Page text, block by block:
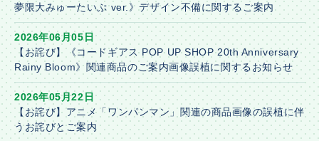
夢限大みゅーたいぷ ver.》デザイン不備に関するご案内
2026年06月05日
【お詫び】《コードギアス POP UP SHOP 20th Anniversary
Rainy Bloom》関連商品のご案内画像誤植に関するお知らせ
2026年05月22日
【お詫び】アニメ「ワンパンマン」関連の商品画像の誤植に伴
うお詫びとご案内